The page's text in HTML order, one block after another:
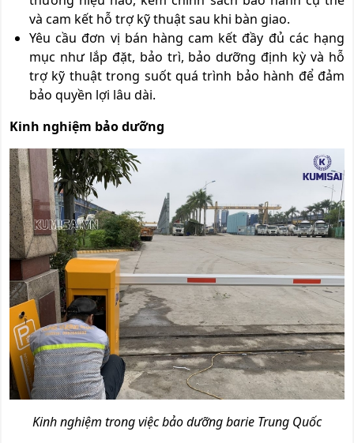
và cam kết hỗ trợ kỹ thuật sau khi bàn giao.
Yêu cầu đơn vị bán hàng cam kết đầy đủ các hạng
mục như lắp đặt, bảo trì, bảo dưỡng định kỳ và hỗ
trợ kỹ thuật trong suốt quá trình bảo hành để đảm
bảo quyền lợi lâu dài.
Kinh nghiệm bảo dưỡng
Kinh nghiệm trong việc bảo dưỡng barie Trung Quốc